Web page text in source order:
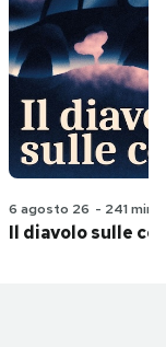
6 agosto 26 - 241 min
Il diavolo sulle